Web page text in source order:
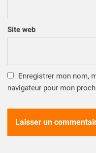
Site web
Enregistrer mon nom,
navigateur pour mon